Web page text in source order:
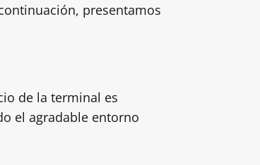
presentamos
de la terminal es
el agradable entorno